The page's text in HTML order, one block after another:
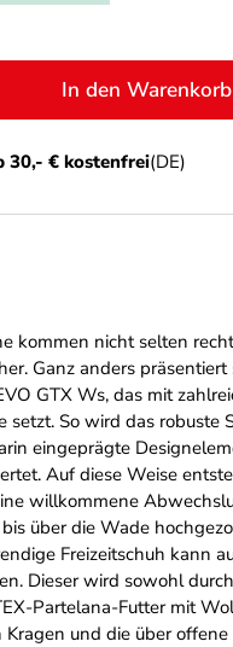
Gib den
In den Warenkorb
30,- € kostenfrei(DE)
kommen nicht selten
Ganz anders
GTX Ws, das mit
setzt. So wird das
einge­prägte
Auf diese Weise
will­kommene
über die Wade
Frei­zeitschuh kann
Dieser wird sowohl
Partelana-Futter mit
und die über